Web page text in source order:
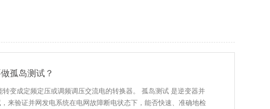
孤岛测试？
转变成定频定压或调频调压交流电的转换器。 孤岛测试 是逆变器并
来验证并网发电系统在电网故障断电状态下，能否快速、准确地检